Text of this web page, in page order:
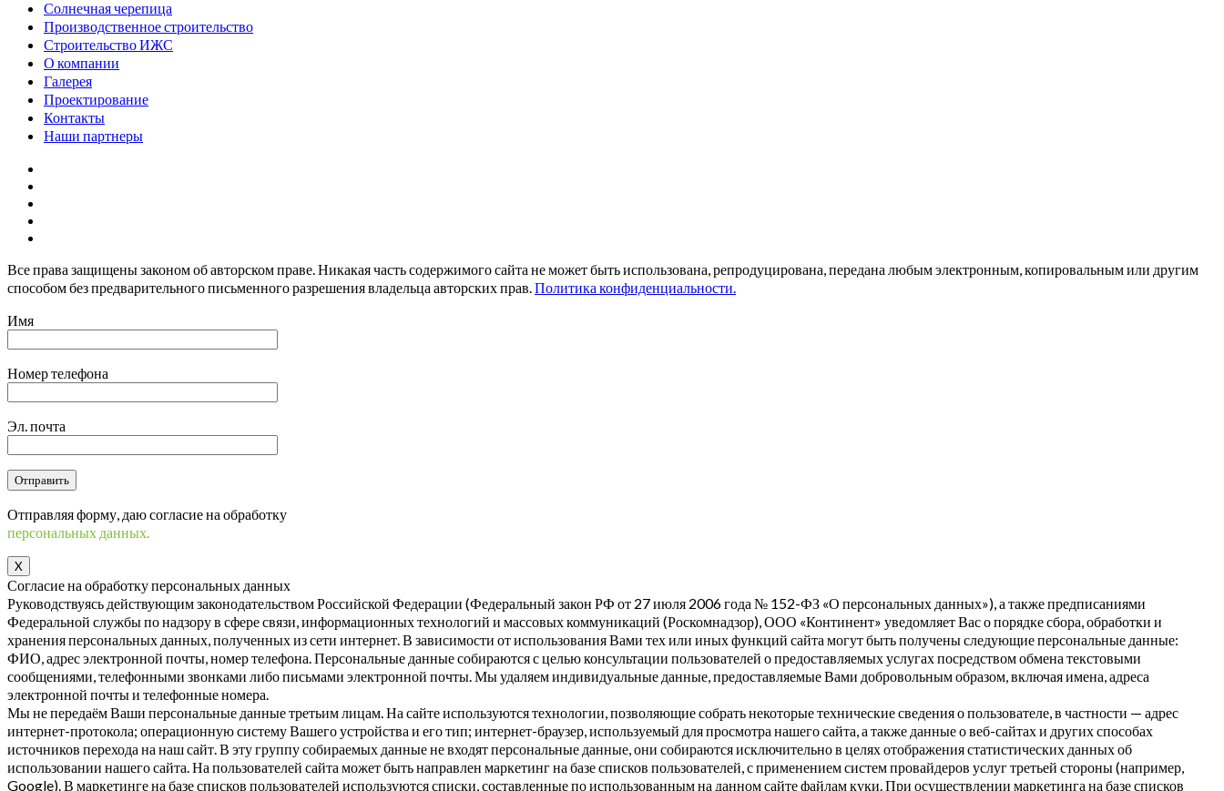
Солнечная черепица
Производственное строительство
Строительство ИЖС
О компании
Галерея
Проектирование
Контакты
Наши партнеры
Все права защищены законом об авторском праве. Никакая часть содержимого сайта не может быть использована, репродуцирована, передана любым электронным, копировальным или другим
способом без предварительного письменного разрешения владельца авторских прав. Политика конфиденциальности.
Имя
Номер телефона
Эл. почта
Отправляя форму, даю согласие на обработку
персональных данных.
X
Согласие на обработку персональных данных
Руководствуясь действующим законодательством Российской Федерации (Федеральный закон РФ от 27 июля 2006 года № 152-ФЗ «О персональных данных»), а также предписаниями
Федеральной службы по надзору в сфере связи, информационных технологий и массовых коммуникаций (Роскомнадзор), ООО «Континент» уведомляет Вас о порядке сбора, обработки и
хранения персональных данных, полученных из сети интернет. В зависимости от использования Вами тех или иных функций сайта могут быть получены следующие персональные данные:
ФИО, адрес электронной почты, номер телефона. Персональные данные собираются с целью консультации пользователей о предоставляемых услугах посредством обмена текстовыми
сообщениями, телефонными звонками либо письмами электронной почты. Мы удаляем индивидуальные данные, предоставляемые Вами добровольным образом, включая имена, адреса
электронной почты и телефонные номера.
Мы не передаём Ваши персональные данные третьим лицам. На сайте используются технологии, позволяющие собрать некоторые технические сведения о пользователе, в частности — адрес
интернет-протокола; операционную систему Вашего устройства и его тип; интернет-браузер, используемый для просмотра нашего сайта, а также данные о веб-сайтах и других способах
источников перехода на наш сайт. В эту группу собираемых данные не входят персональные данные, они собираются исключительно в целях отображения статистических данных об
использовании нашего сайта. На пользователей сайта может быть направлен маркетинг на базе списков пользователей, с применением систем провайдеров услуг третьей стороны (например,
Google). В маркетинге на базе списков пользователей используются списки, составленные по использованным на данном сайте файлам куки. При осуществлении маркетинга на базе списков